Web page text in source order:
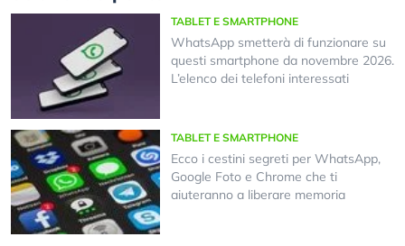
TABLET E SMARTPHONE
WhatsApp smetterà di funzionare su
questi smartphone da novembre 2026.
L’elenco dei telefoni interessati
TABLET E SMARTPHONE
Ecco i cestini segreti per WhatsApp,
Google Foto e Chrome che ti
aiuteranno a liberare memoria